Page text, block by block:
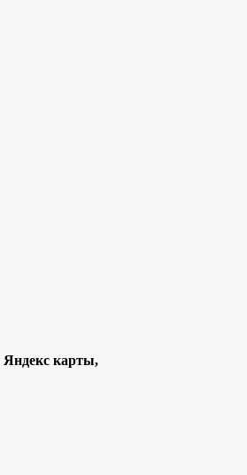
Яндекс карты,